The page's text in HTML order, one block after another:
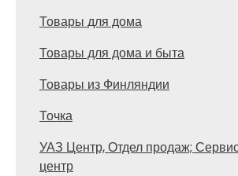
Товары для дома
Товары для дома и быта
Товары из Финляндии
Точка
УАЗ Центр, Отдел продаж;
центр